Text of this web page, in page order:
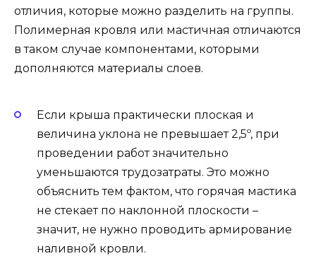
отличия, которые можно разделить на группы.
Полимерная кровля или мастичная отличаются
в таком случае компонентами, которыми
дополняются материалы слоев.
Если крыша практически плоская и
величина уклона не превышает 2,5º, при
проведении работ значительно
уменьшаются трудозатраты. Это можно
объяснить тем фактом, что горячая мастика
не стекает по наклонной плоскости –
значит, не нужно проводить армирование
наливной кровли.